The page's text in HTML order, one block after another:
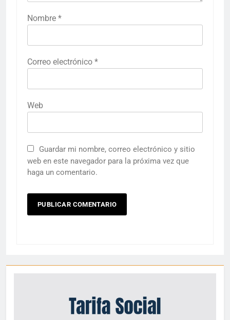
Nombre *
Correo electrónico *
Web
Guardar mi nombre, correo electrónico y sitio
web en este navegador para la próxima vez que
haga un comentario.